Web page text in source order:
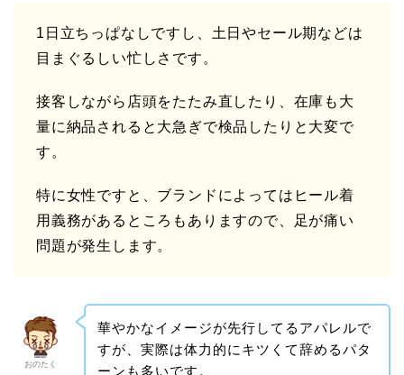
1日立ちっぱなしですし、土日やセール期などは
目まぐるしい忙しさです。
接客しながら店頭をたたみ直したり、在庫も大
量に納品されると大急ぎで検品したりと大変で
す。
特に女性ですと、ブランドによってはヒール着
用義務があるところもありますので、足が痛い
問題が発生します。
おのたく
華やかなイメージが先行してるアパレルで
すが、実際は体力的にキツくて辞めるパタ
ーンも多いです。